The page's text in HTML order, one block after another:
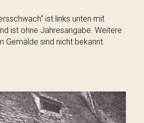
ist links unten mit
ist ohne Jahresangabe. Weitere
Gemälde sind nicht bekannt.